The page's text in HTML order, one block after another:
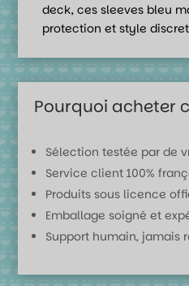
deck, ces sleeves bleu
protection et style
Pourquoi acheter
Sélection testée par de
Service client 100%
Produits sous licence
Emballage soigné et
Support humain, jamais